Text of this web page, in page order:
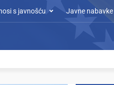
s javnošću Javne nabavke